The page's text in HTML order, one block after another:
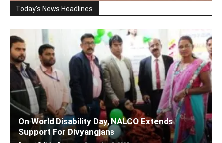
Today's News Headlines
On World Disability Day, NALCO Extends
Support For Divyangjans